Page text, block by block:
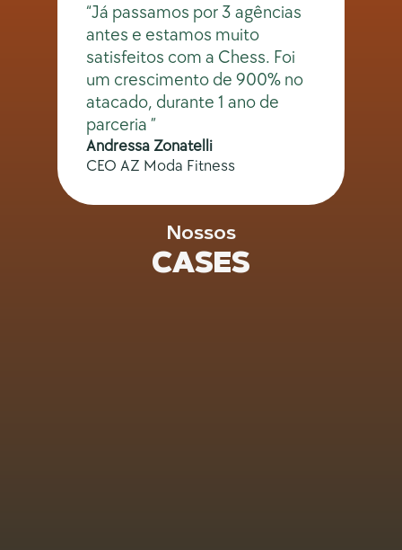
“Já passamos por 3 agências
antes e estamos muito
satisfeitos com a Chess. Foi
um crescimento de 900% no
atacado, durante 1 ano de
parceria ”
Andressa Zonatelli
CEO AZ Moda Fitness
Nossos
CASES